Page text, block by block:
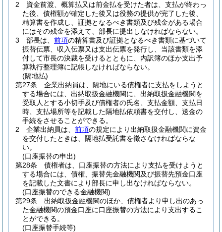
2
資金前渡、概算払又は前金払を受けた者は、支払が終わっ
た後、債権額が確定した後又は役務の提供が完了した後、
精算書を作成し、証拠となるべき書類及び残金がある場合
にはその残金を添えて、部長に提出しなければならない。
3
部長は、 前項の精算書及び証拠となるべき書類に基づいて
振替伝票、収入伝票又は支出伝票を発行し、当該書類を添
付して市長の決裁を受けるとともに、内訳簿のほか支出予
算執行整理簿に記帳しなければならない。
(隔地払)
第27条
企業出納員は、隔地にいる債権者に支払をしようと
する場合には、出納取扱金融機関に、出納取扱金融機関を
受取人とする小切手及び債権者の氏名、支払金額、支払日
時、支払場所等を記載した隔地払依頼書を交付し、送金の
手続をさせることができる。
2
企業出納員は、 前項の規定により出納取扱金融機関に資金
を交付したときは、隔地払受託書を徴さなければならな
い。
(口座振替の申出)
第28条
債権者は、口座振替の方法により支払を受けようと
する場合には、債権、振替先金融機関及び振替先預金口座
を記載した文書により部長に申し出なければならない。
(口座振替のできる金融機関)
第29条
出納取扱金融機関のほか、債権者より申し出のあっ
た金融機関の預金口座に口座振替の方法により支出するこ
とができる。
(口座振替手続等)